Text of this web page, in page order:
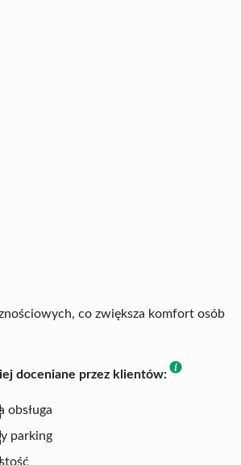
co zwiększa komfort osób
doceniane przez klientów:
obsługa
parking